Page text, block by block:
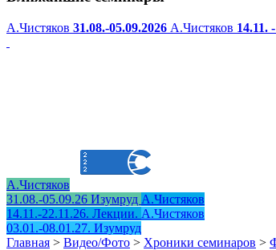
А.Чистяков 31.08.-05.09.2026 А.Чистяков 14.11.
А.Чистяков
31.08.-05.09.26 Изумруд А.Чистяков
14.11.-22.11.26. Лекции. А.Чистяков
03.01.-08.01.27. Изумруд
Главная > Видео/Фото > Хроники семинаров >